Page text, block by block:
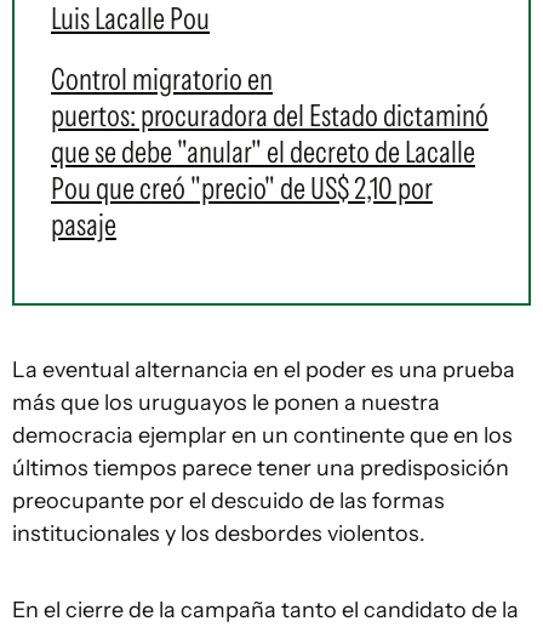
Luis Lacalle Pou
Control migratorio en
puertos: procuradora del Estado dictaminó
que se debe "anular" el decreto de Lacalle
Pou que creó "precio" de US$ 2,10 por
pasaje
La eventual alternancia en el poder es una prueba
más que los uruguayos le ponen a nuestra
democracia ejemplar en un continente que en los
últimos tiempos parece tener una predisposición
preocupante por el descuido de las formas
institucionales y los desbordes violentos.
En el cierre de la campaña tanto el candidato de la